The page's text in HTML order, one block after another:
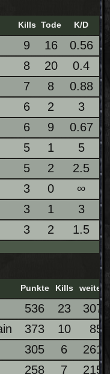
Kills Tode K/D
9 16
0.56
8 20
0.4
7 8
0.88
6 2
3
6 9
0.67
5 1
5
5 2
2.5
3 0
∞
3 1
3
3 2 1.5
Punkte Kills
536 23
373 10
305 6
258 7